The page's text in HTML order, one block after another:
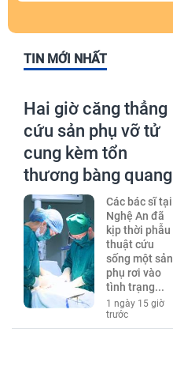
TIN MỚI NHẤT
Hai giờ căng thẳng
cứu sản phụ vỡ tử
cung kèm tổn
thương bàng quang
Các bác sĩ tại
Nghệ An đã
kịp thời phẫu
thuật cứu
sống một sản
phụ rơi vào
tình trạng...
1 ngày 15 giờ
trước